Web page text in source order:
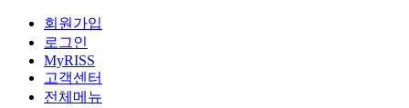
회원가입
로그인
MyRISS
고객센터
전체메뉴